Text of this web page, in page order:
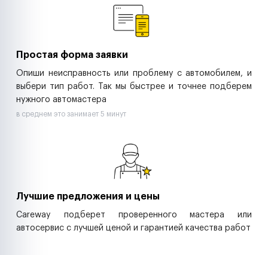
Простая форма заявки
Опиши неисправность или проблему с автомобилем, и
выбери тип работ. Так мы быстрее и точнее подберем
нужного автомастера
в среднем это занимает 5 минут
Лучшие предложения и цены
Careway подберет проверенного мастера или
автосервис с лучшей ценой и гарантией качества работ